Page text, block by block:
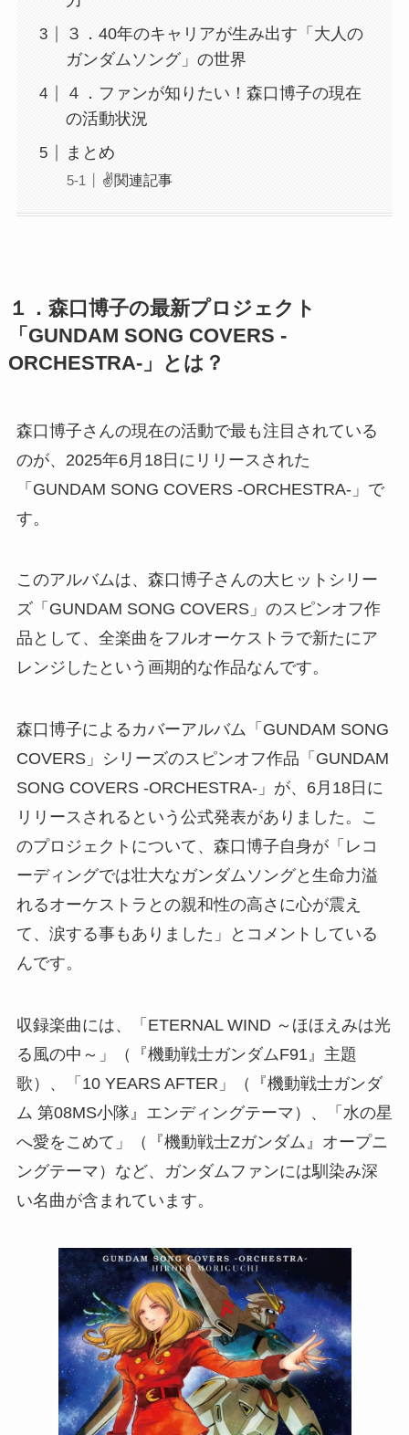
３．40年のキャリアが生み出す「大人の
ガンダムソング」の世界
４．ファンが知りたい！森口博子の現在
の活動状況
まとめ
✌️関連記事
１．森口博子の最新プロジェクト
「GUNDAM SONG COVERS -
ORCHESTRA-」とは？
森口博子さんの現在の活動で最も注目されている
のが、2025年6月18日にリリースされた
「GUNDAM SONG COVERS -ORCHESTRA-」で
す。
このアルバムは、森口博子さんの大ヒットシリー
ズ「GUNDAM SONG COVERS」のスピンオフ作
品として、全楽曲をフルオーケストラで新たにア
レンジしたという画期的な作品なんです。
森口博子によるカバーアルバム「GUNDAM SONG
COVERS」シリーズのスピンオフ作品「GUNDAM
SONG COVERS -ORCHESTRA-」が、6月18日に
リリースされるという公式発表がありました。こ
のプロジェクトについて、森口博子自身が「レコ
ーディングでは壮大なガンダムソングと生命力溢
れるオーケストラとの親和性の高さに心が震え
て、涙する事もありました」とコメントしている
んです。
収録楽曲には、「ETERNAL WIND ～ほほえみは光
る風の中～」（『機動戦士ガンダムF91』主題
歌）、「10 YEARS AFTER」（『機動戦士ガンダ
ム 第08MS小隊』エンディングテーマ）、「水の星
へ愛をこめて」（『機動戦士Ζガンダム』オープニ
ングテーマ）など、ガンダムファンには馴染み深
い名曲が含まれています。